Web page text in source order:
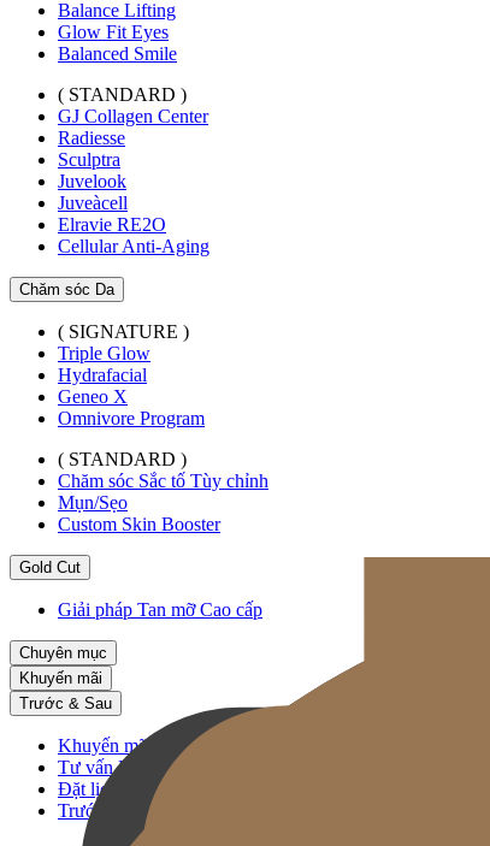
Balance Lifting
Glow Fit Eyes
Balanced Smile
( STANDARD )
GJ Collagen Center
Radiesse
Sculptra
Juvelook
Juveàcell
Elravie RE2O
Cellular Anti-Aging
Chăm sóc Da
( SIGNATURE )
Triple Glow
Hydrafacial
Geneo X
Omnivore Program
( STANDARD )
Chăm sóc Sắc tố Tùy chỉnh
Mụn/Sẹo
Custom Skin Booster
Gold Cut
Giải pháp Tan mỡ Cao cấp
Chuyên mục
Khuyến mãi
Trước & Sau
Khuyến mãi
Tư vấn KakaoTalk
Đặt lịch Thủ thuật
Trước & Sau